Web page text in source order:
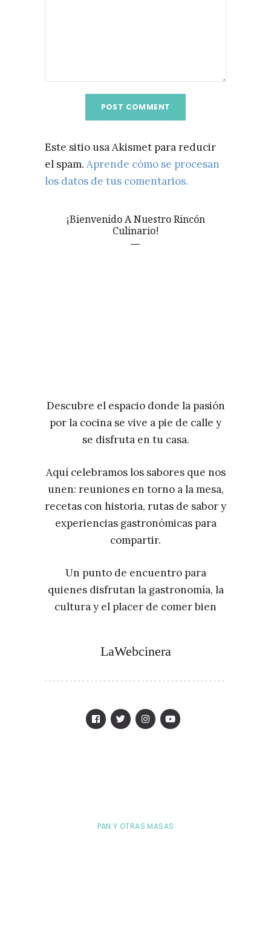
Este sitio usa Akismet para reducir
el spam. Aprende cómo se procesan
los datos de tus comentarios.
¡Bienvenido A Nuestro Rincón
Culinario!
Descubre el espacio donde la pasión
por la cocina se vive a pie de calle y
se disfruta en tu casa.
Aquí celebramos los sabores que nos
unen: reuniones en torno a la mesa,
recetas con historia, rutas de sabor y
experiencias gastronómicas para
compartir.
Un punto de encuentro para
quienes disfrutan la gastronomía, la
cultura y el placer de comer bien
LaWebcinera
PAN Y OTRAS MASAS